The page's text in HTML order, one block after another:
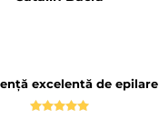
excelentă de epilare